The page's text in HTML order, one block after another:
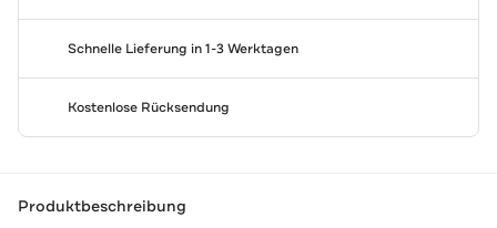
Schnelle Lieferung in 1-3 Werktagen
Kostenlose Rücksendung
Produktbeschreibung